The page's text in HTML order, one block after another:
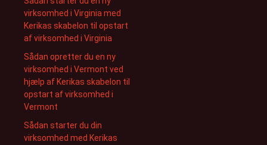
virksomhed i Virginia med
Kerikas skabelon til opstart
af virksomhed i Virginia
Sådan opretter du en ny
virksomhed i Vermont ved
hjælp af Kerikas skabelon til
opstart af virksomhed i
Vermont
Sådan starter du din
virksomhed med Kerikas